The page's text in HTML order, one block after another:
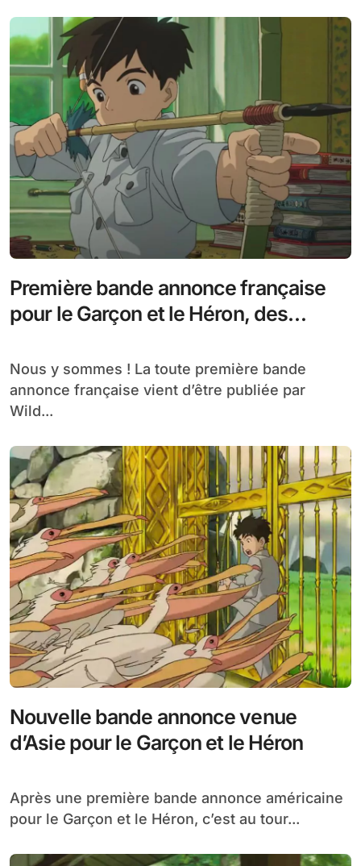
Première bande annonce française
pour le Garçon et le Héron, des
Nous y sommes ! La toute première bande
annonce française vient d’être publiée par
Wild...
Nouvelle bande annonce venue
d’Asie pour le Garçon et le Héron
Après une première bande annonce américaine
pour le Garçon et le Héron, c’est au tour...